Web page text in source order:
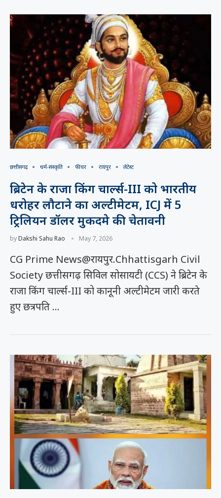
छत्तीसगढ़ धर्म-संस्कृति फीचर रायपुर लेटेस्ट
ब्रिटेन के राजा किंग चार्ल्स-III को भारतीय
धरोहर लौटाने का अल्टीमेटम, ICJ में 5
ट्रिलियन डॉलर मुकदमे की चेतावनी
byDakshi Sahu Rao May 7, 2026
CG Prime News@रायपुर.Chhattisgarh Civil
Society छत्तीसगढ़ सिविल सोसायटी (CCS) ने ब्रिटेन के
राजा किंग चार्ल्स-III को कानूनी अल्टीमेटम जारी करते
हुए छत्रपति …